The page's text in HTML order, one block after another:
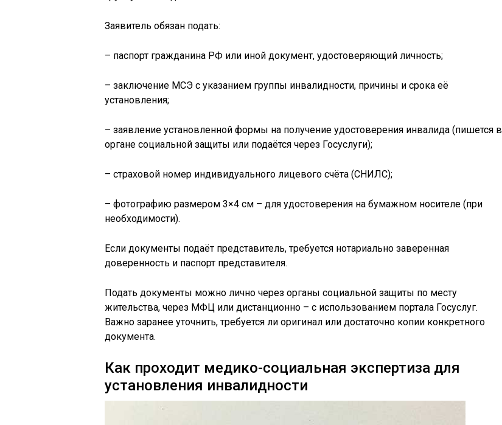
Заявитель обязан подать:
– паспорт гражданина РФ или иной документ, удостоверяющий личность;
– заключение МСЭ с указанием группы инвалидности, причины и срока её
установления;
– заявление установленной формы на получение удостоверения инвалида (пишется в
органе социальной защиты или подаётся через Госуслуги);
– страховой номер индивидуального лицевого счёта (СНИЛС);
– фотографию размером 3×4 см – для удостоверения на бумажном носителе (при
необходимости).
Если документы подаёт представитель, требуется нотариально заверенная
доверенность и паспорт представителя.
Подать документы можно лично через органы социальной защиты по месту
жительства, через МФЦ или дистанционно – с использованием портала Госуслуг.
Важно заранее уточнить, требуется ли оригинал или достаточно копии конкретного
документа.
Как проходит медико-социальная экспертиза для
установления инвалидности